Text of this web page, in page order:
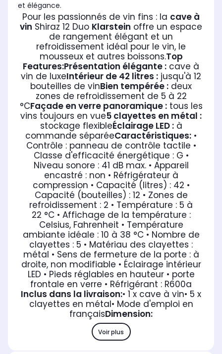
et élégance.
Pour les passionnés de vin fins : la cave à
vin Shiraz 12 Duo Klarstein offre un espace
de rangement élégant et un
refroidissement idéal pour le vin, le
mousseux et autres boissons.Top
Features:Présentation élégante : cave à
vin de luxeIntérieur de 42 litres : jusqu'à 12
bouteilles de vinBien tempérée : deux
zones de refroidissement de 5 à 22
°CFaçade en verre panoramique :tous les
vins toujours en vue5 clayettes en métal :
stockage flexibleÉclairage LED :à
commande séparéeCaractéristiques: •
Contrôle : panneau de contrôle tactile
Classe d'efficacité énergétique : G
Niveau sonore : 41 dB max.• Appareil
encastré : non
compression • Capacité (litres) : 42
Capacité (bouteilles) : 12
refroidissement : 2
22 °C• Affichage de la température :
Celsius, Fahrenheit
ambiante idéale : 10 à 38 °C• Nombre de
clayettes : 5
métal
droite, non modifiable
LED • Pieds réglables en hauteur• porte
frontale en verre • Réfrigérant : R600a
Inclus dans la livraison:• 1 x cave à vin• 5 x
clayettes en métal• Mode d'emploi en
françaisDimension:
Voir plus